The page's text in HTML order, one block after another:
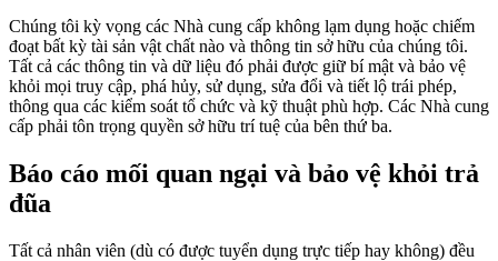
Chúng tôi kỳ vọng các Nhà cung cấp không lạm dụng hoặc chiếm
đoạt bất kỳ tài sản vật chất nào và thông tin sở hữu của chúng tôi.
Tất cả các thông tin và dữ liệu đó phải được giữ bí mật và bảo vệ
khỏi mọi truy cập, phá hủy, sử dụng, sửa đổi và tiết lộ trái phép,
thông qua các kiểm soát tổ chức và kỹ thuật phù hợp. Các Nhà cung
cấp phải tôn trọng quyền sở hữu trí tuệ của bên thứ ba.
Báo cáo mối quan ngại và bảo vệ khỏi trả
đũa
Tất cả nhân viên (dù có được tuyển dụng trực tiếp hay không) đều